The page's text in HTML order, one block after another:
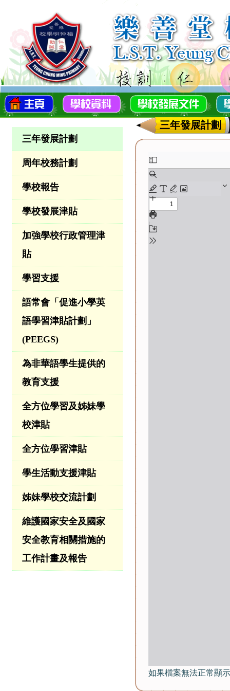
三年發展計劃
周年校務計劃
學校報告
學校發展津貼
加強學校行政管理津
貼
學習支援
語常會「促進小學英
語學習津貼計劃」
(PEEGS)
為非華語學生提供的
教育支援
全方位學習及姊妹學
校津貼
全方位學習津貼
學生活動支援津貼
姊妹學校交流計劃
維護國家安全及國家
安全教育相關措施的
工作計畫及報告
三年發展計劃
如果檔案無法正常顯